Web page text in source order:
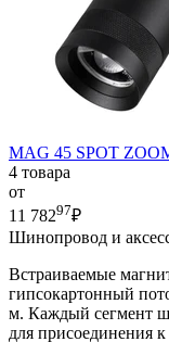
MAG 45 SPOT
4 товара
от
11 78297₽
Шинопровод и
Встраиваемые
гипсокартонный
м. Каждый сегмент
для присоединения